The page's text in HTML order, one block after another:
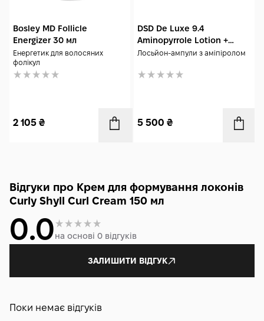
Bosley MD Follicle
Energizer 30 мл
Енергетик для волосяних
фолікул
2 105 ₴
DSD De Luxe 9.4
Aminopyrrole Lotion +
Melatonin 10x10 мл
Лосьйон-ампули з аміпіролом
5 500 ₴
Відгуки про Крем для формування локонів
Curly Shyll Curl Cream 150 мл
0.0на основі 0 відгуків
ЗАЛИШИТИ ВІДГУК
Поки немає відгуків